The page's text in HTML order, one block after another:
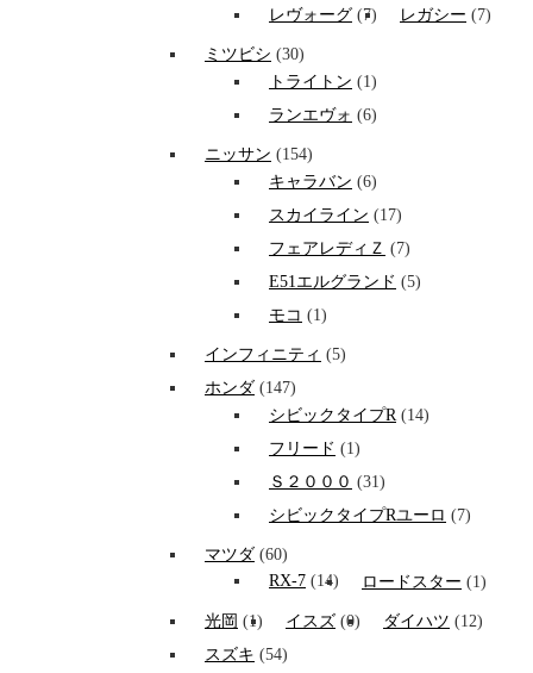
レヴォーグ (7) レガシー (7)
ミツビシ (30)
トライトン (1)
ランエヴォ (6)
ニッサン (154)
キャラバン (6)
スカイライン (17)
フェアレディＺ (7)
E51エルグランド (5)
モコ (1)
インフィニティ (5)
ホンダ (147)
シビックタイプR(14)
フリード (1)
Ｓ２０００ (31)
シビックタイプRユーロ (7)
マツダ (60)
RX-7 (14) ロードスター (1)
光岡 (1) イスズ (0) ダイハツ (12)
スズキ (54)